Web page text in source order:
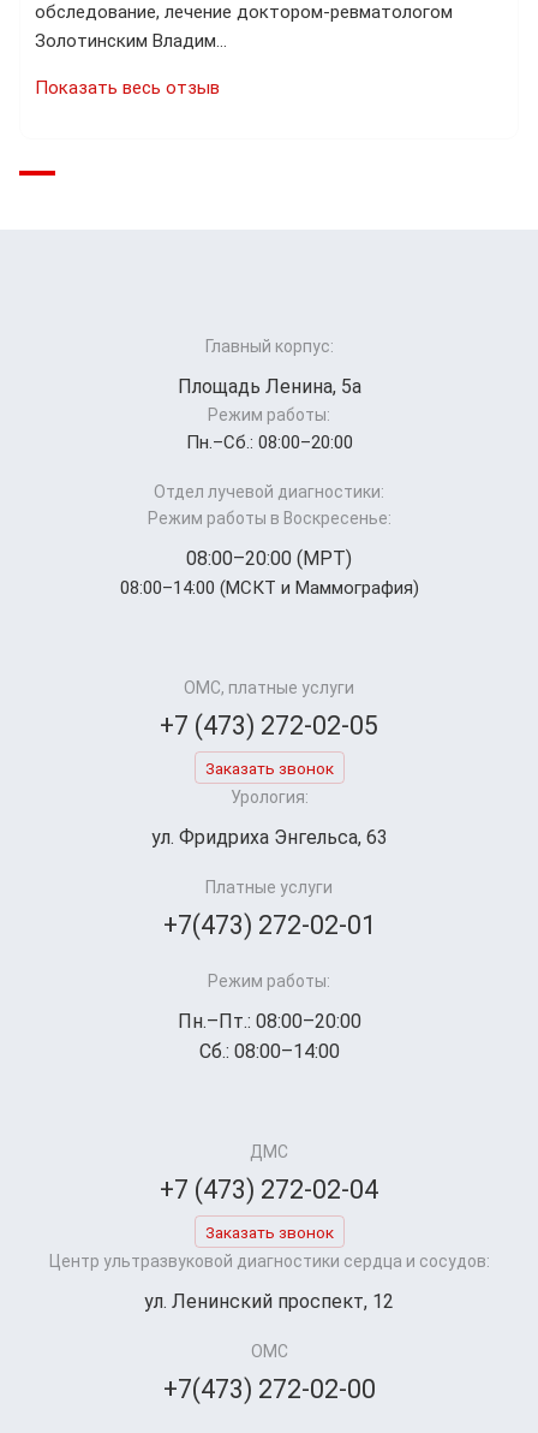
обследование, лечение доктором-ревматологом
Золотинским Владим…
Показать весь отзыв
Главный корпус:
Площадь Ленина, 5а
Режим работы:
Пн.–Cб.: 08:00–20:00
Отдел лучевой диагностики:
Режим работы в Воскресенье:
08:00–20:00 (МРТ)
08:00–14:00 (МСКТ и Маммография)
ОМС, платные услуги
+7 (473) 272-02-05
Заказать звонок
Урология:
ул. Фридриха Энгельса, 63
Платные услуги
+7(473) 272-02-01
Режим работы:
Пн.–Пт.: 08:00–20:00
Сб.: 08:00–14:00
ДМС
+7 (473) 272-02-04
Заказать звонок
Центр ультразвуковой диагностики сердца и сосудов:
ул. Ленинский проспект, 12
ОМС
+7(473) 272-02-00